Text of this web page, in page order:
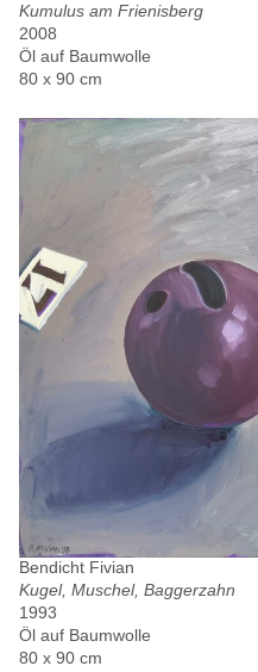
Kumulus am Frienisberg
2008
Öl auf Baumwolle
80 x 90 cm
Bendicht Fivian
Kugel, Muschel, Baggerzahn
1993
Öl auf Baumwolle
80 x 90 cm